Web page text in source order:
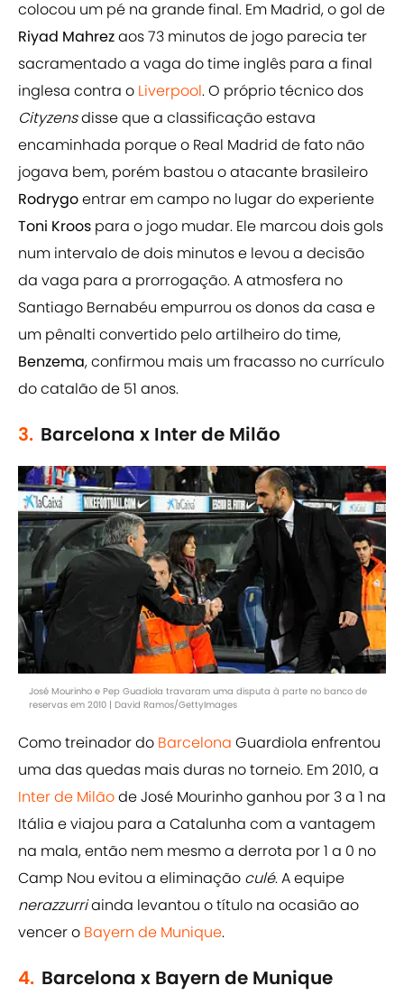
colocou um pé na grande final. Em Madrid, o gol de
Riyad Mahrezaos 73 minutos de jogo parecia ter
sacramentado a vaga do time inglês para a final
inglesa contra o Liverpool. O próprio técnico dos
Cityzensdisse que a classificação estava
encaminhada porque o Real Madrid de fato não
jogava bem, porém bastou o atacante brasileiro
Rodrygoentrar em campo no lugar do experiente
Toni Kroos para o jogo mudar. Ele marcou dois gols
num intervalo de dois minutos e levou a decisão
da vaga para a prorrogação. A atmosfera no
Santiago Bernabéu empurrou os donos da casa e
um pênalti convertido pelo artilheiro do time,
Benzema,confirmou mais um fracasso no currículo
do catalão de 51 anos.
3. Barcelona x Inter de Milão
José Mourinho e Pep Guadiola travaram uma disputa à parte no banco de
reservas em 2010 | David Ramos/GettyImages
Como treinador do Barcelona Guardiola enfrentou
uma das quedas mais duras no torneio. Em 2010, a
Inter de Milãode José Mourinho ganhou por 3 a 1 na
Itália e viajou para a Catalunha com a vantagem
na mala, então nem mesmo a derrota por 1 a 0 no
Camp Nou evitou a eliminação culé. A equipe
nerazzurriainda levantou o título na ocasião ao
vencer o Bayern de Munique.
4. Barcelona x Bayern de Munique